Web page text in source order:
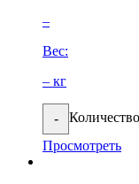
–
Вес:
– кг
-
Просмотреть